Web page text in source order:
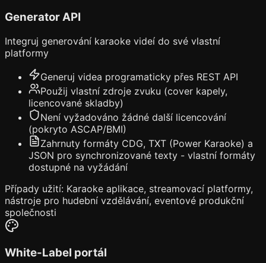
Generator API
Integruj generování karaoke videí do své vlastní
platformy
Generuj videa programaticky přes REST API
Použij vlastní zdroje zvuku (cover kapely,
licencované skladby)
Není vyžadováno žádné další licencování
(pokryto ASCAP/BMI)
Zahrnuty formáty CDG, TXT (Power Karaoke) a
JSON pro synchronizované texty - vlastní formáty
dostupné na vyžádání
Případy užití: Karaoke aplikace, streamovací platformy,
nástroje pro hudební vzdělávání, eventové produkční
společnosti
White-Label portál